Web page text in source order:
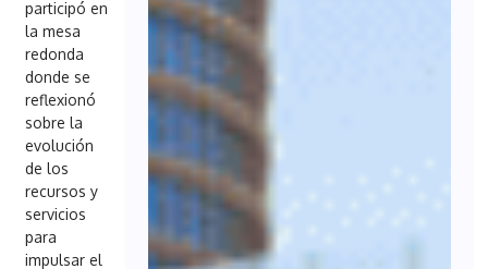
participó en
la mesa
redonda
donde se
reflexionó
sobre la
evolución
de los
recursos y
servicios
para
impulsar el